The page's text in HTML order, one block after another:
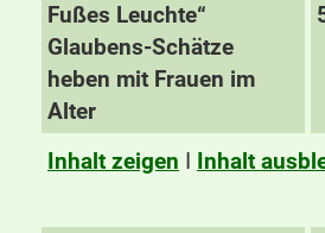
Fußes Leuchte“
Glaubens-Schätze
heben mit Frauen im
Alter
Inhalt zeigen I Inhalt